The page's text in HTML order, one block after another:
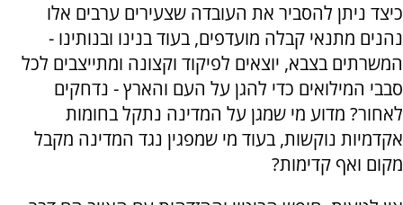
כיצד ניתן להסביר את העובדה שצעירים ערבים אלו
נהנים מתנאי קבלה מועדפים, בעוד בנינו ובנותינו -
המשרתים בצבא, יוצאים לפיקוד וקצונה ומתייצבים לכל
סבבי המילואים כדי להגן על העם והארץ - נדחקים
לאחור? מדוע מי שמגן על המדינה נתקל בחומות
אקדמיות נוקשות, בעוד מי שמפגין נגד המדינה מקבל
מקום ואף קדימות?